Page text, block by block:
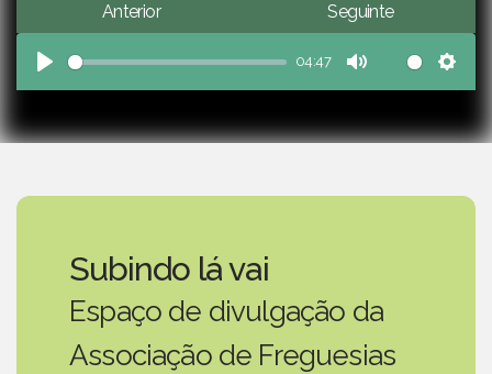
Anterior Seguinte
Play
04:47
Mute
Subindo lá vai
Espaço de divulgação da
Associação de Freguesias